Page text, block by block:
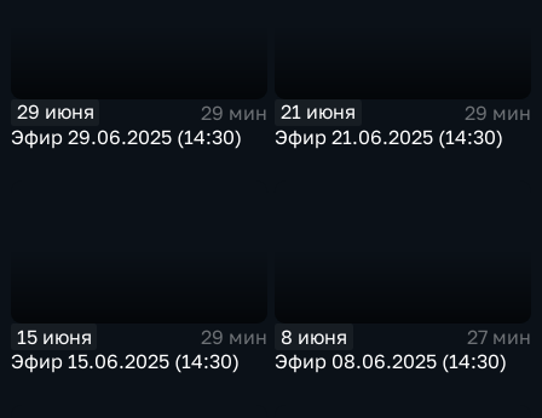
29 июня
29 мин
Эфир 29.06.2025 (14:30)
21 июня
29 мин
Эфир 21.06.2025 (14:30)
15 июня
29 мин
Эфир 15.06.2025 (14:30)
8 июня
27 мин
Эфир 08.06.2025 (14:30)